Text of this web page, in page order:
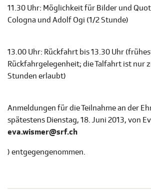
11.30 Uhr: Möglichkeit für Bilder und
Cologna und Adolf Ogi (1/2 Stunde)
13.00 Uhr: Rückfahrt bis 13.30 Uhr
Rückfahrgelegenheit; die Talfahrt ist nur
Stunden erlaubt)
Anmeldungen für die Teilnahme an der
spätestens Dienstag, 18. Juni 2013, von
eva.wismer@srf.ch
) entgegengenommen.